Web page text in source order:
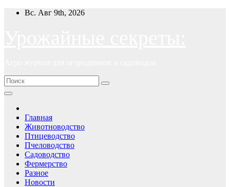
ПерейтиВс. Авг 9th, 2026
Главная
Животноводство
Птицеводство
Пчеловодство
Садоводство
Фермерство
Разное
Новости